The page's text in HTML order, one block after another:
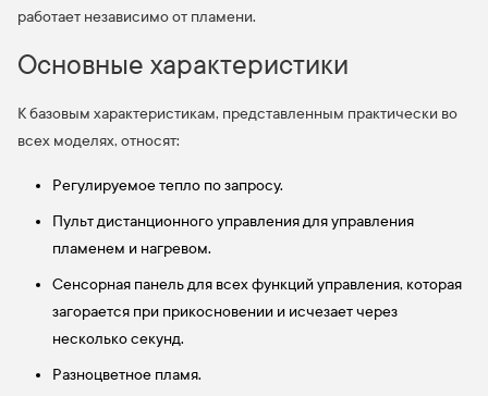
работает независимо от пламени.
Основные характеристики
К базовым характеристикам, представленным практически во
всех моделях, относят:
Регулируемое тепло по запросу.
Пульт дистанционного управления для управления
пламенем и нагревом.
Сенсорная панель для всех функций управления, которая
загорается при прикосновении и исчезает через
несколько секунд.
Разноцветное пламя.